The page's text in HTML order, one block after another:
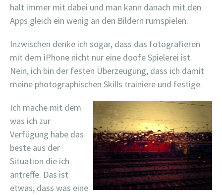
halt immer mit dabei und man kann danach mit den
Apps gleich ein wenig an den Bildern rumspielen.
Inzwischen denke ich sogar, dass das fotografieren
mit dem iPhone nicht nur eine doofe Spielerei ist.
Nein, ich bin der festen Überzeugung, dass ich damit
meine photographischen Skills trainiere und festige.
Ich mache mit dem
was ich zur
Verfügung habe das
beste aus der
Situation die ich
antreffe. Das ist
etwas, dass was eine